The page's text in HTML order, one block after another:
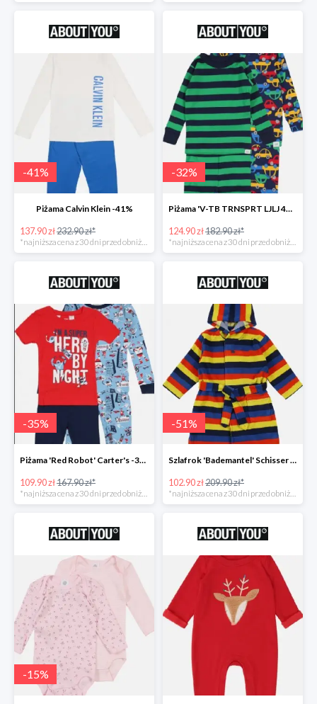
-41%
Piżama Calvin Klein -41%
137.90 zł232.90 zł*
*najniższa cena z 30 dni przed obniżką
-32%
Piżama 'V-TB TRNSPRT LJLJ 4PC' GAP -32%
124.90 zł182.90 zł*
*najniższa cena z 30 dni przed obniżką
-35%
Piżama 'Red Robot' Carter's -35%
109.90 zł167.90 zł*
-51%
Szlafrok 'Bademantel' Schisser -51%
102.90 zł209.90 zł*
-15%